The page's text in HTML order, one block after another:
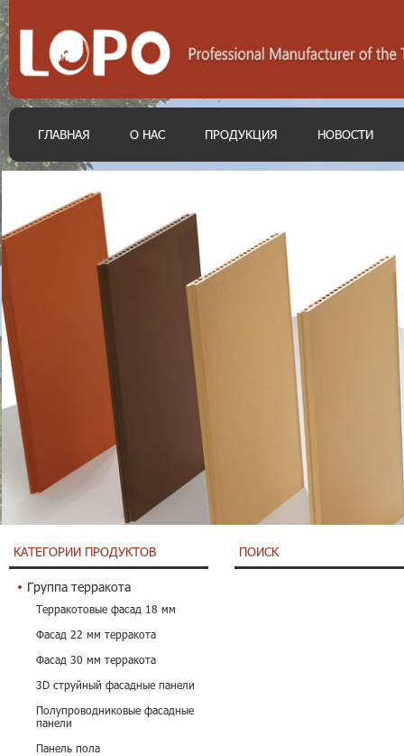
ГЛАВНАЯ О НАС ПРОДУКЦИЯ НОВОСТИ
КАТЕГОРИИ ПРОДУКТОВ
Группа терракота
Терракотовые фасад 18 мм
Фасад 22 мм терракота
Фасад 30 мм терракота
3D струйный фасадные панели
Полупроводниковые фасадные
панели
Панель пола
ПОИСК